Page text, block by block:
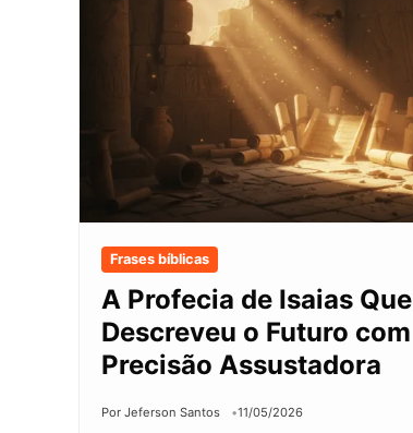
Frases bíblicas
A Profecia de Isaias Que
Descreveu o Futuro com
Precisão Assustadora
Por Jeferson Santos 11/05/2026